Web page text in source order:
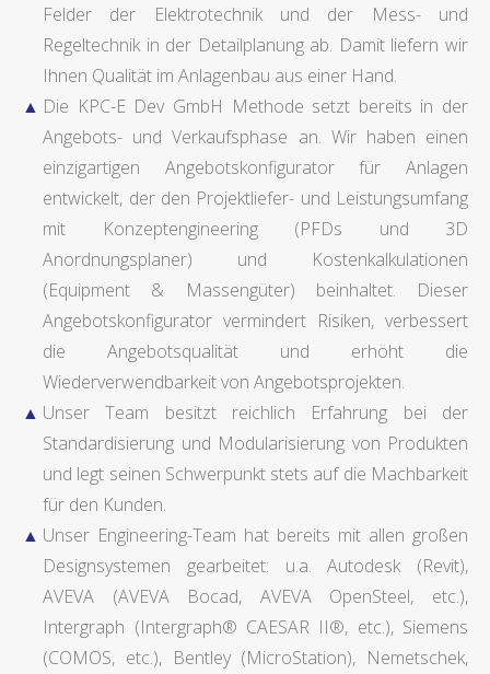
Felder der Elektrotechnik und der Mess- und
Regeltechnik in der Detailplanung ab. Damit liefern wir
Ihnen Qualität im Anlagenbau aus einer Hand.
Die KPC-E Dev GmbH Methode setzt bereits in der
Angebots- und Verkaufsphase an. Wir haben einen
einzigartigen Angebotskonfigurator für Anlagen
entwickelt, der den Projektliefer- und Leistungsumfang
mit Konzeptengineering (PFDs und 3D
Anordnungsplaner) und Kostenkalkulationen
(Equipment & Massengüter) beinhaltet. Dieser
Angebotskonfigurator vermindert Risiken, verbessert
die Angebotsqualität und erhöht die
Wiederverwendbarkeit von Angebotsprojekten.
Unser Team besitzt reichlich Erfahrung bei der
Standardisierung und Modularisierung von Produkten
und legt seinen Schwerpunkt stets auf die Machbarkeit
für den Kunden.
Unser Engineering-Team hat bereits mit allen großen
Designsystemen gearbeitet: u.a. Autodesk (Revit),
AVEVA (AVEVA Bocad, AVEVA OpenSteel, etc.),
Intergraph (Intergraph® CAESAR II®, etc.), Siemens
(COMOS, etc.), Bentley (MicroStation), Nemetschek,